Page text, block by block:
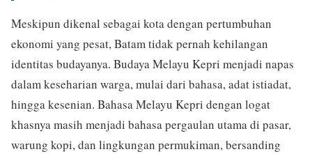
Meskipun dikenal sebagai kota dengan pertumbuhan
ekonomi yang pesat, Batam tidak pernah kehilangan
identitas budayanya. Budaya Melayu Kepri menjadi napas
dalam keseharian warga, mulai dari bahasa, adat istiadat,
hingga kesenian. Bahasa Melayu Kepri dengan logat
khasnya masih menjadi bahasa pergaulan utama di pasar,
warung kopi, dan lingkungan permukiman, bersanding